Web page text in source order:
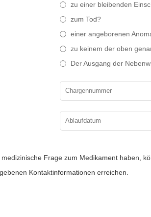
zu einer bleibenden
zum Tod?
einer angeborenen
zu keinem der oben
Der Ausgang der
Frage zum Medikament haben,
Kontaktinformationen erreichen.